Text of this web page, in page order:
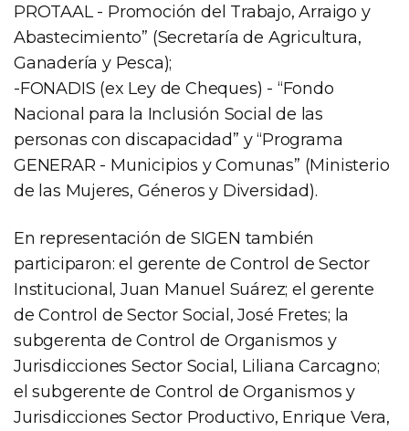
PROTAAL - Promoción del Trabajo, Arraigo y
Abastecimiento” (Secretaría de Agricultura,
Ganadería y Pesca);
-FONADIS (ex Ley de Cheques) - “Fondo
Nacional para la Inclusión Social de las
personas con discapacidad” y “Programa
GENERAR - Municipios y Comunas” (Ministerio
de las Mujeres, Géneros y Diversidad).
En representación de SIGEN también
participaron: el gerente de Control de Sector
Institucional, Juan Manuel Suárez; el gerente
de Control de Sector Social, José Fretes; la
subgerenta de Control de Organismos y
Jurisdicciones Sector Social, Liliana Carcagno;
el subgerente de Control de Organismos y
Jurisdicciones Sector Productivo, Enrique Vera,